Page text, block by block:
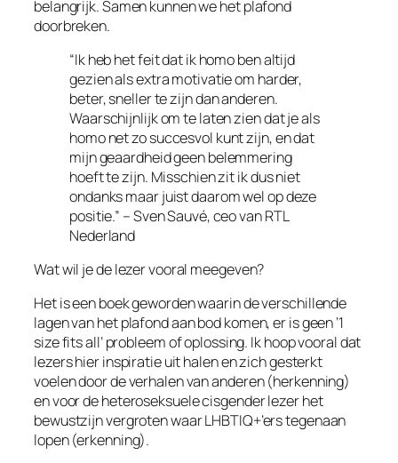
belangrijk. Samen kunnen we het plafond
doorbreken.
“Ik heb het feit dat ik homo ben altijd
gezien als extra motivatie om harder,
beter, sneller te zijn dan anderen.
Waarschijnlijk om te laten zien dat je als
homo net zo succesvol kunt zijn, en dat
mijn geaardheid geen belemmering
hoeft te zijn. Misschien zit ik dus niet
ondanks maar juist daarom wel op deze
positie.” – Sven Sauvé, ceo van RTL
Nederland
Wat wil je de lezer vooral meegeven?
Het is een boek geworden waarin de verschillende
lagen van het plafond aan bod komen, er is geen ‘1
size fits all’ probleem of oplossing. Ik hoop vooral dat
lezers hier inspiratie uit halen en zich gesterkt
voelen door de verhalen van anderen (herkenning)
en voor de heteroseksuele cisgender lezer het
bewustzijn vergroten waar LHBTIQ+’ers tegenaan
lopen (erkenning).